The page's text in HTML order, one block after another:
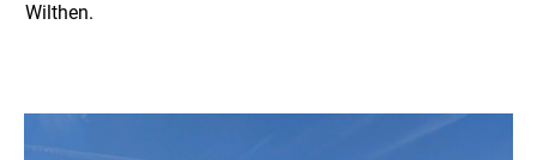
Wilthen.